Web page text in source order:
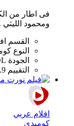
فى اطار من
ومحمود الليثي
القسم
النوع
الجودة
التقييم 10
افلام عربي
كوميدي